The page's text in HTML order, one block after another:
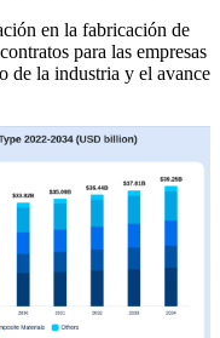
en la fabricación de
para las empresas
de la industria y el avance